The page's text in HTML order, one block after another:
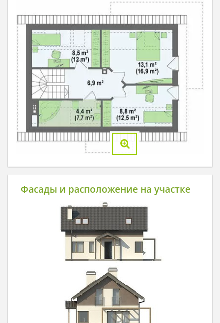
Фасады и расположение на участке